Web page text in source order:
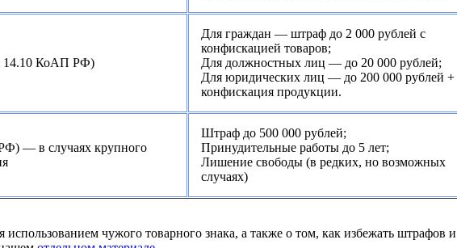
14.10 КоАП РФ)
Для граждан — штраф до 2 000 рублей с
конфискацией товаров;
Для должностных лиц — до 20 000 рублей;
Для юридических лиц — до 200 000 рублей +
конфискация продукции.
— в случаях крупного
Штраф до 500 000 рублей;
Принудительные работы до 5 лет;
Лишение свободы (в редких, но возможных
случаях)
чужого товарного знака, а также о том, как избежать штрафов и